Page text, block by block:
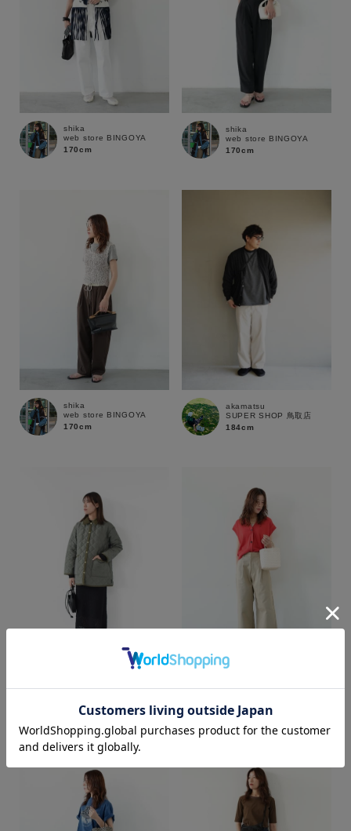
shika
web store BINGOYA
170cm
shika
web store BINGOYA
170cm
shika
web store BINGOYA
170cm
akamatsu
SUPER SHOP 鳥取店
184cm
170cm
web store BINGOYA